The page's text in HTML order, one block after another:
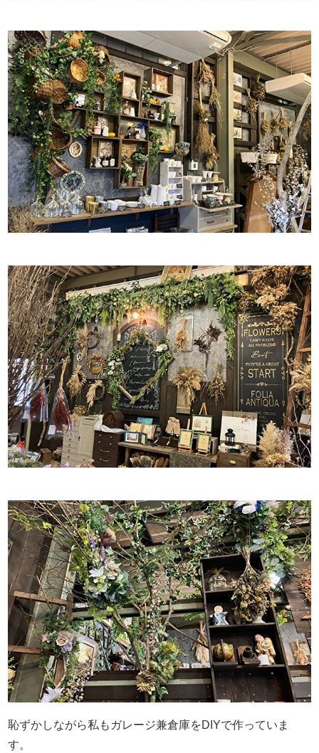
恥ずかしながら私もガレージ兼倉庫をDIYで作っていま
す。